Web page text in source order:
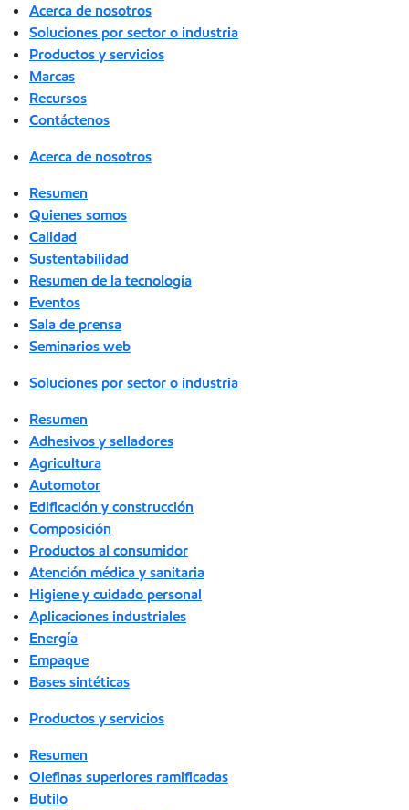
Acerca de nosotros
Soluciones por sector o industria
Productos y servicios
Marcas
Recursos
Contáctenos
Acerca de nosotros
Resumen
Quienes somos
Calidad
Sustentabilidad
Resumen de la tecnología
Eventos
Sala de prensa
Seminarios web
Soluciones por sector o industria
Resumen
Adhesivos y selladores
Agricultura
Automotor
Edificación y construcción
Composición
Productos al consumidor
Atención médica y sanitaria
Higiene y cuidado personal
Aplicaciones industriales
Energía
Empaque
Bases sintéticas
Productos y servicios
Resumen
Olefinas superiores ramificadas
Butilo